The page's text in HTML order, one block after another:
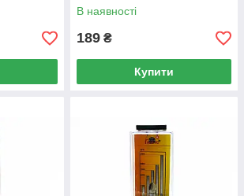
В наявності
189 ₴
Купити